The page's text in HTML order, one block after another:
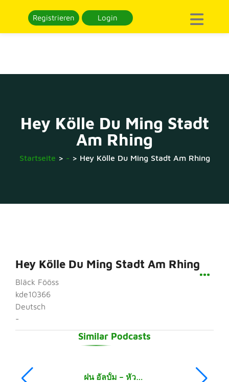
Registrieren Login
Hey Kölle Du Ming Stadt
Am Rhing
Startseite > - > Hey Kölle Du Ming Stadt Am Rhing
Hey Kölle Du Ming Stadt Am Rhing
Bläck Fööss
kde10366
Deutsch
-
Similar Podcasts
ฝน อัลบั้ม – หัวใจที่ถอดวาง Wu Suauns Thai Music